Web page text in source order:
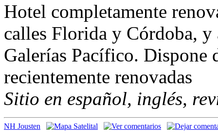
Hotel completamente
calles Florida y Córdoba, y
Galerías Pacífico. Dispone
recientemente renovadas
Sitio en español, inglés,
NH Jousten